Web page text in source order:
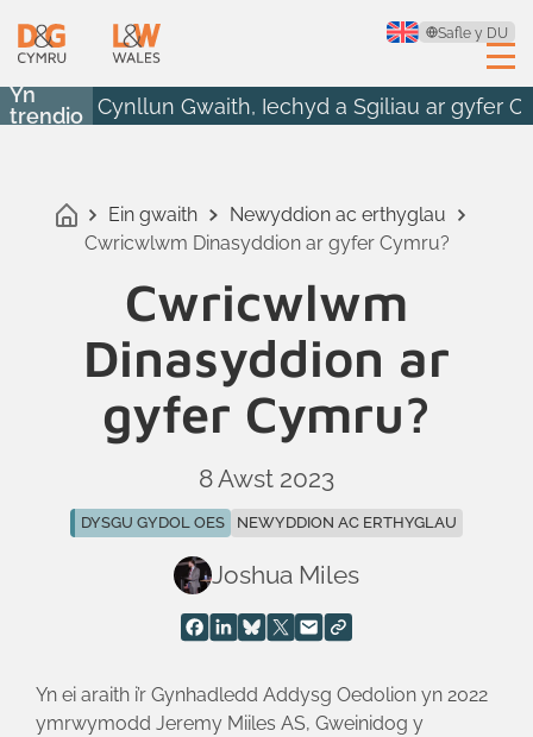
Safle y DU
Yn
trendio Cynllun Gwaith, Iechyd a Sgiliau ar gyfer
Ein gwaith
Newyddion ac erthyglau
Cwricwlwm Dinasyddion ar gyfer Cymru?
Cwricwlwm
Dinasyddion ar
gyfer Cymru?
8 Awst 2023
DYSGU GYDOL OES NEWYDDION AC ERTHYGLAU
Joshua Miles
Yn ei araith i’r Gynhadledd Addysg Oedolion yn 2022
ymrwymodd Jeremy Miiles AS, Gweinidog y